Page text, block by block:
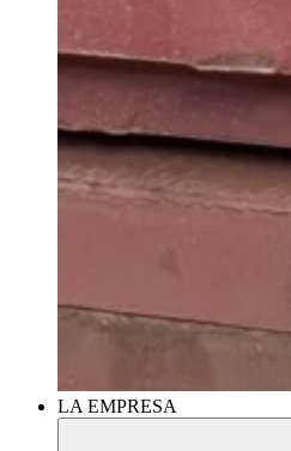
LA EMPRESA